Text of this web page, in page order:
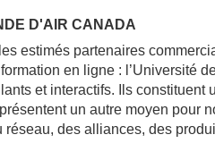
D'AIR CANADA
estimés partenaires
en ligne : l’Université
et interactifs. Ils
un autre moyen pour
des alliances, des